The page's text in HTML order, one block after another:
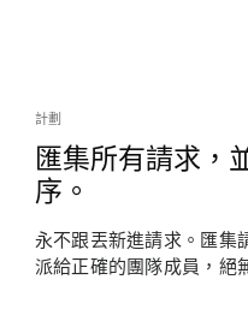
計劃
匯集所有請求，
序。
永不跟丟新進請求。匯集
派給正確的團隊成員，絕